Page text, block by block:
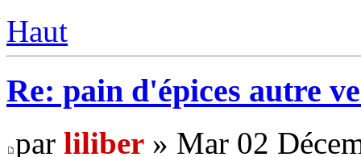
Haut
Re: pain d'épices autre
par liliber » Mar 02